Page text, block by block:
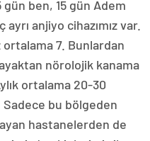
ben, 15 gün Adem
anjiyo cihazımız var.
ortalama 7. Bunlardan
nörolojik kanama
ortalama 20-30
bu bölgeden
hastanelerden de